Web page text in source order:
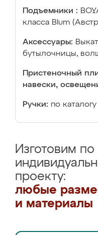
Подъемники :
класса Blum
Аксессуары:
бутылочницы,
Пристеночный
навески,
Ручки: по каталогу
Изготовим по
проекту:
любые
и материалы